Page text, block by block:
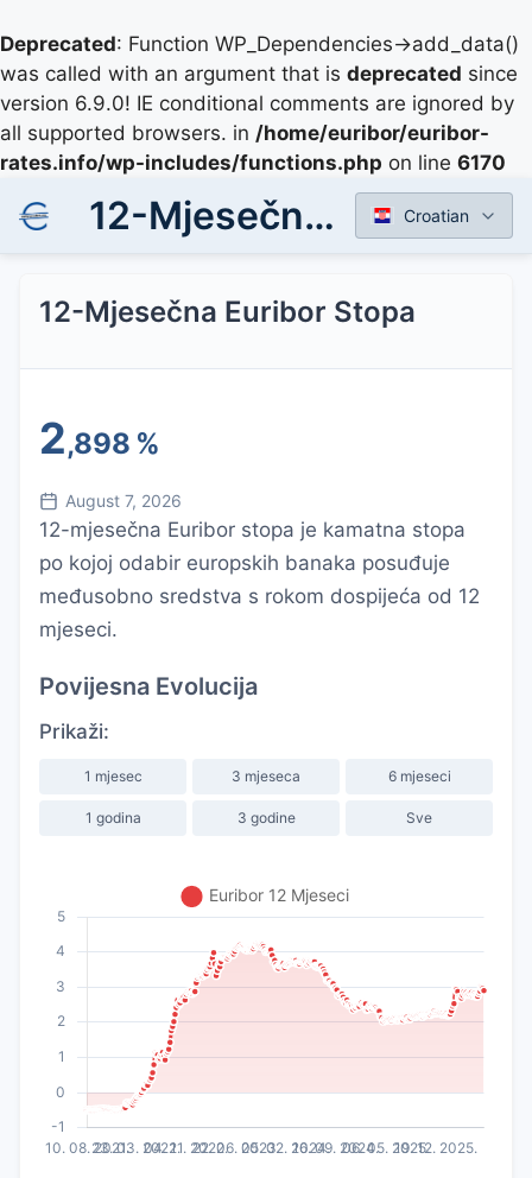
Deprecated: Function WP_Dependencies->add_data()
was called with an argument that is deprecated since
version 6.9.0! IE conditional comments are ignored by
all supported browsers. in /home/euribor/euribor-
rates.info/wp-includes/functions.php on line 6170
12-Mjesečna Euribor Stopa Croatian
12-Mjesečna Euribor Stopa
2,898 %
August 7, 2026
12-mjesečna Euribor stopa je kamatna stopa
po kojoj odabir europskih banaka posuđuje
međusobno sredstva s rokom dospijeća od 12
mjeseci.
Povijesna Evolucija
Prikaži:
1 mjesec 3 mjeseca 6 mjeseci
1 godina 3 godine Sve